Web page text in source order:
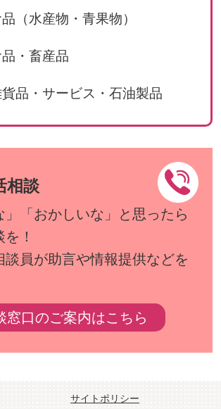
（水産物・青果物）
・畜産品
貨品・サービス・石油製品
相談
」「おかしいな」と思ったら
！
談員が助言や情報提供などを
窓口のご案内はこちら
サイトポリシー